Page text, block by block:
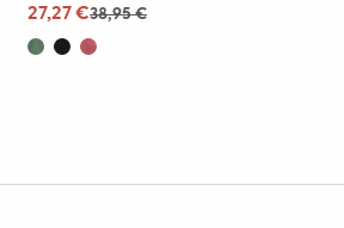
27,27 €38,95 €